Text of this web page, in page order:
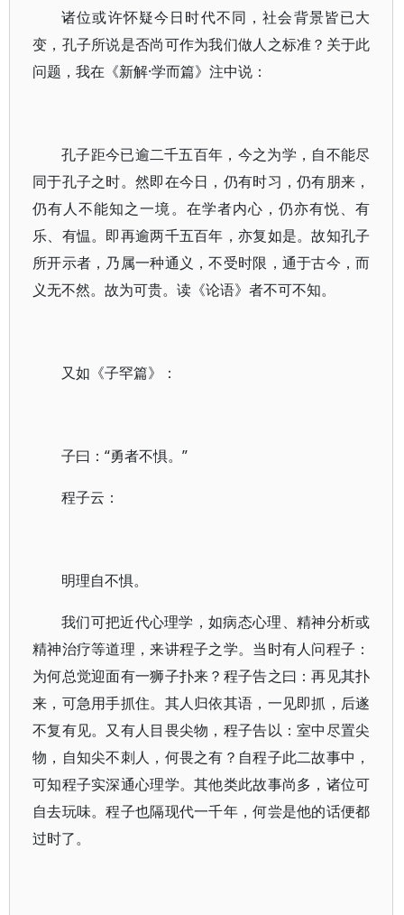
诸位或许怀疑今日时代不同，社会背景皆已大
变，孔子所说是否尚可作为我们做人之标准？关于此
问题，我在《新解·学而篇》注中说：
孔子距今已逾二千五百年，今之为学，自不能尽
同于孔子之时。然即在今日，仍有时习，仍有朋来，
仍有人不能知之一境。在学者内心，仍亦有悦、有
乐、有愠。即再逾两千五百年，亦复如是。故知孔子
所开示者，乃属一种通义，不受时限，通于古今，而
义无不然。故为可贵。读《论语》者不可不知。
又如《子罕篇》：
子曰：“勇者不惧。”
程子云：
明理自不惧。
我们可把近代心理学，如病态心理、精神分析或
精神治疗等道理，来讲程子之学。当时有人问程子：
为何总觉迎面有一狮子扑来？程子告之曰：再见其扑
来，可急用手抓住。其人归依其语，一见即抓，后遂
不复有见。又有人目畏尖物，程子告以：室中尽置尖
物，自知尖不刺人，何畏之有？自程子此二故事中，
可知程子实深通心理学。其他类此故事尚多，诸位可
自去玩味。程子也隔现代一千年，何尝是他的话便都
过时了。